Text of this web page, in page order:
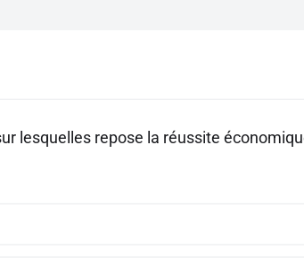
lesquelles repose la réussite